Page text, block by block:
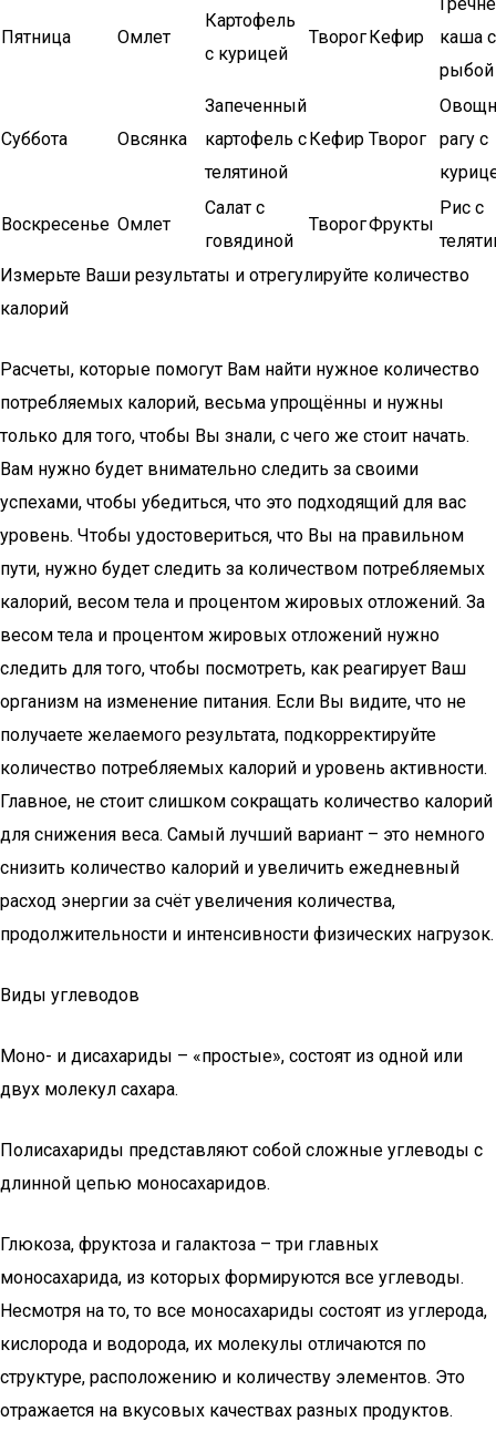
Пятница Омлет
Картофель
с курицей
ТворогКефир
каша с
рыбой
Суббота Овсянка
Запеченный
картофель с
телятиной
Кефир Творог
рагу с
Воскресенье Омлет
Салат с
говядиной
ТворогФрукты
Рис с
Измерьте Ваши результаты и отрегулируйте количество
калорий
Расчеты, которые помогут Вам найти нужное количество
потребляемых калорий, весьма упрощённы и нужны
только для того, чтобы Вы знали, с чего же стоит начать.
Вам нужно будет внимательно следить за своими
успехами, чтобы убедиться, что это подходящий для вас
уровень. Чтобы удостовериться, что Вы на правильном
пути, нужно будет следить за количеством потребляемых
калорий, весом тела и процентом жировых отложений. За
весом тела и процентом жировых отложений нужно
следить для того, чтобы посмотреть, как реагирует Ваш
организм на изменение питания. Если Вы видите, что не
получаете желаемого результата, подкорректируйте
количество потребляемых калорий и уровень активности.
Главное, не стоит слишком сокращать количество калорий
для снижения веса. Самый лучший вариант – это немного
снизить количество калорий и увеличить ежедневный
расход энергии за счёт увеличения количества,
продолжительности и интенсивности физических нагрузок.
Виды углеводов
Моно- и дисахариды – «простые», состоят из одной или
двух молекул сахара.
Полисахариды представляют собой сложные углеводы с
длинной цепью моносахаридов.
Глюкоза, фруктоза и галактоза – три главных
моносахарида, из которых формируются все углеводы.
Несмотря на то, то все моносахариды состоят из углерода,
кислорода и водорода, их молекулы отличаются по
структуре, расположению и количеству элементов. Это
отражается на вкусовых качествах разных продуктов.